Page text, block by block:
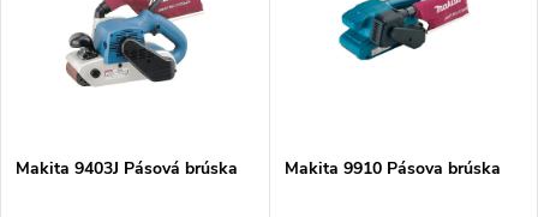
Makita 9403J Pásová brúska Makita 9910 Pásova brúska